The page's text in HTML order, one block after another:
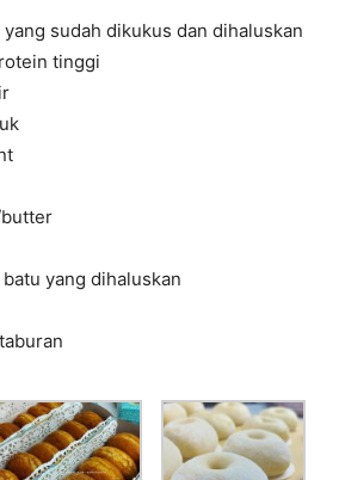
sudah dikukus dan dihaluskan
tinggi
yang dihaluskan